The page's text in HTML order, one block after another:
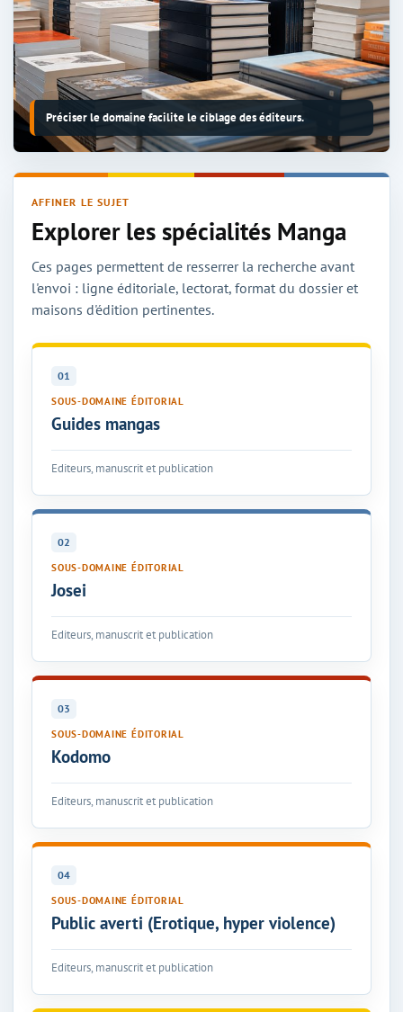
Préciser le domaine facilite le ciblage des éditeurs.
AFFINER LE SUJET
Explorer les spécialités Manga
Ces pages permettent de resserrer la recherche avant
l'envoi : ligne éditoriale, lectorat, format du dossier et
maisons d'édition pertinentes.
01
SOUS-DOMAINE ÉDITORIAL
Guides mangas
Editeurs, manuscrit et publication
02
SOUS-DOMAINE ÉDITORIAL
Josei
Editeurs, manuscrit et publication
03
SOUS-DOMAINE ÉDITORIAL
Kodomo
Editeurs, manuscrit et publication
04
SOUS-DOMAINE ÉDITORIAL
Public averti (Erotique, hyper violence)
Editeurs, manuscrit et publication